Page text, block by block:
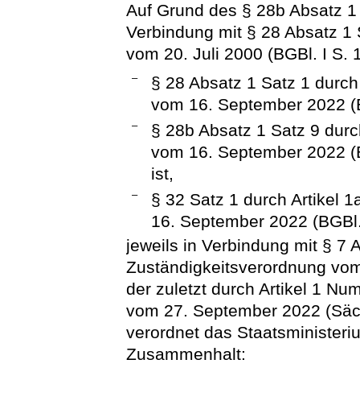
Auf Grund des § 28b Absatz
Verbindung mit § 28 Absatz
vom 20. Juli 2000 (BGBl. I S.
–
§ 28 Absatz 1 Satz 1
vom 16. September 2022
–
§ 28b Absatz 1 Satz 9
vom 16. September 2022
ist,
–
§ 32 Satz 1 durch Artikel
16. September 2022
jeweils in Verbindung mit § 7
Zuständigkeitsverordnung
der zuletzt durch Artikel 1
vom 27. September 2022
verordnet das
Zusammenhalt: